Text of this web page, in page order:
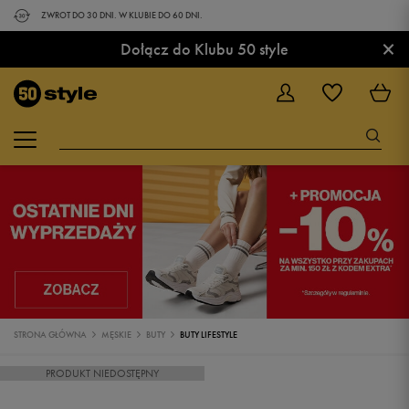
ZWROT DO 30 DNI. W KLUBIE DO 60 DNI.
Dołącz do Klubu 50 style ×
STRONA GŁÓWNA MĘSKIE BUTY BUTY LIFESTYLE
PRODUKT NIEDOSTĘPNY